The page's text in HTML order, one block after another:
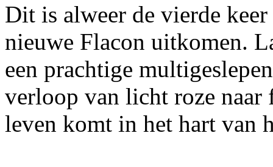
Dit is alweer de vierde
nieuwe Flacon uitkomen.
een prachtige
verloop van licht roze naar
leven komt in het hart van